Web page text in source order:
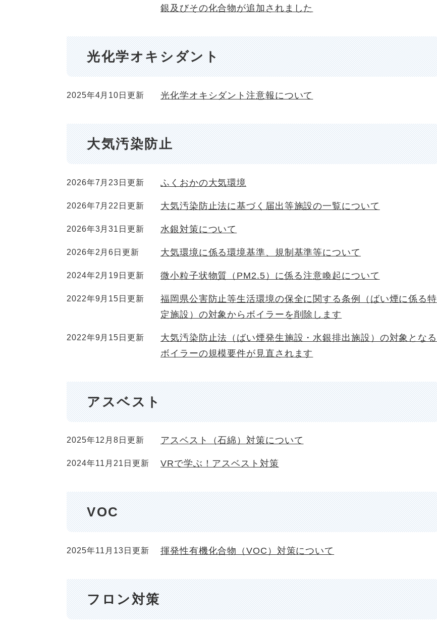
銀及びその化合物が追加されました
光化学オキシダント
2025年4月10日更新 光化学オキシダント注意報について
大気汚染防止
2026年7月23日更新 ふくおかの大気環境
2026年7月22日更新 大気汚染防止法に基づく届出等施設の一覧について
2026年3月31日更新 水銀対策について
2026年2月6日更新 大気環境に係る環境基準、規制基準等について
2024年2月19日更新 微小粒子状物質（PM2.5）に係る注意喚起について
2022年9月15日更新
福岡県公害防止等生活環境の保全に関する条例（ばい煙に係る特
定施設）の対象からボイラーを削除します
2022年9月15日更新
大気汚染防止法（ばい煙発生施設・水銀排出施設）の対象となる
ボイラーの規模要件が見直されます
アスベスト
2025年12月8日更新 アスベスト（石綿）対策について
2024年11月21日更新 VRで学ぶ！アスベスト対策
VOC
2025年11月13日更新 揮発性有機化合物（VOC）対策について
フロン対策